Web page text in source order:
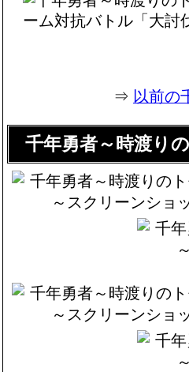
⇒ 以前の
千年勇者～時渡り